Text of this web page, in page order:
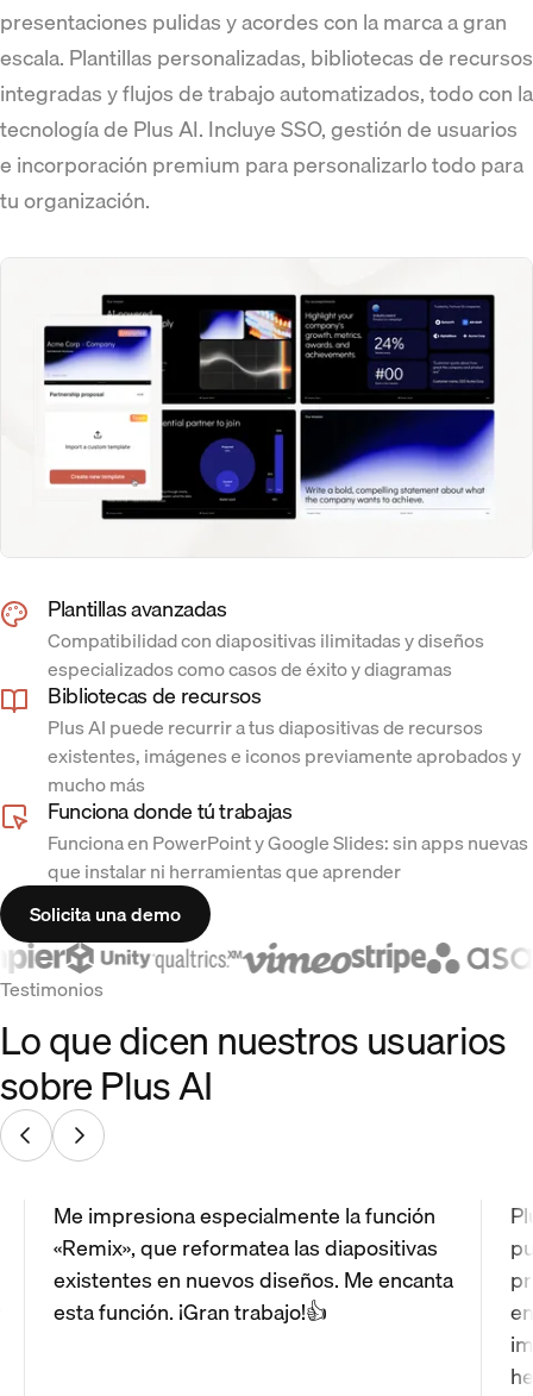
presentaciones pulidas y acordes con la marca a gran
escala. Plantillas personalizadas, bibliotecas de recursos
integradas y flujos de trabajo automatizados, todo con la
tecnología de Plus AI. Incluye SSO, gestión de usuarios
e incorporación premium para personalizarlo todo para
tu organización.
Plantillas avanzadas
Compatibilidad con diapositivas ilimitadas y diseños
especializados como casos de éxito y diagramas
Bibliotecas de recursos
Plus AI puede recurrir a tus diapositivas de recursos
existentes, imágenes e iconos previamente aprobados y
mucho más
Funciona donde tú trabajas
Funciona en PowerPoint y Google Slides: sin apps nuevas
que instalar ni herramientas que aprender
Solicita una demo
Testimonios
Lo que dicen nuestros usuarios
sobre Plus AI
Me impresiona especialmente la función
«Remix», que reformatea las diapositivas
existentes en nuevos diseños. Me encanta
esta función. ¡Gran trabajo!👍